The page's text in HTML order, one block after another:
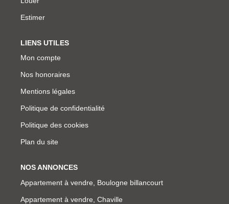
Estimer
LIENS UTILES
Mon compte
Nos honoraires
Mentions légales
Politique de confidentialité
Politique des cookies
Plan du site
NOS ANNONCES
Appartement à vendre, Boulogne billancourt
Appartement à vendre, Chaville